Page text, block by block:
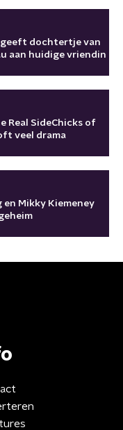
geeft dochtertje van
aan huidige vriendin
Real SideChicks of
veel drama
en Mikky Kiemeney